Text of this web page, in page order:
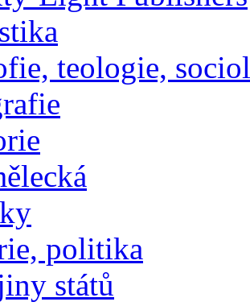
teologie,
politika
států